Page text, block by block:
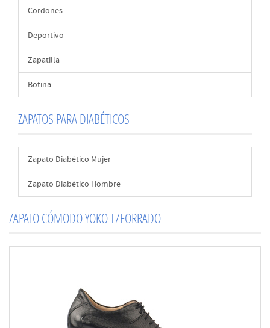
Cordones
Deportivo
Zapatilla
Botina
ZAPATOS PARA DIABÉTICOS
Zapato Diabético Mujer
Zapato Diabético Hombre
ZAPATO CÓMODO YOKO T/FORRADO